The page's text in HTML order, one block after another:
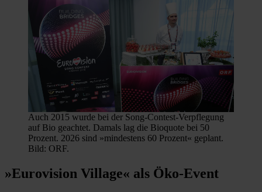
Auch 2015 wurde bei der Song-Contest-Verpflegung
auf Bio geachtet. Damals lag die Bioquote bei 50
Prozent. 2026 sind »mindestens 60 Prozent« geplant.
Bild: ORF.
»Eurovision Village« als Öko-Event